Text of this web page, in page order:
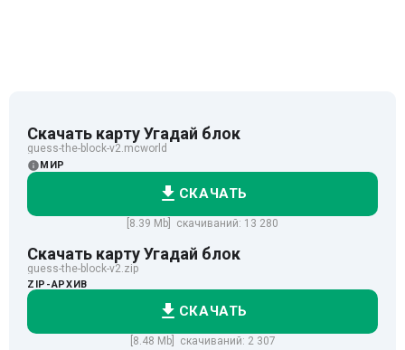
Скачать карту Угадай блок
guess-the-block-v2.mcworld
МИР
СКАЧАТЬ
[8.39 Mb] скачиваний: 13 280
Скачать карту Угадай блок
guess-the-block-v2.zip
ZIP-АРХИВ
СКАЧАТЬ
[8.48 Mb] скачиваний: 2 307